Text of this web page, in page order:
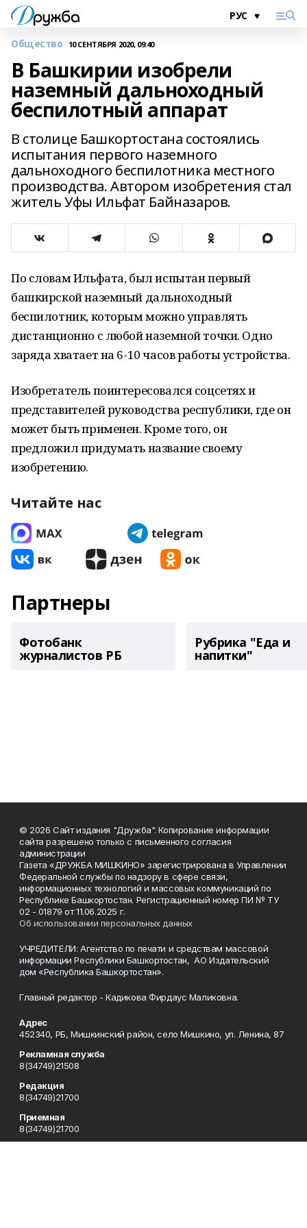
Общество 10 СЕНТЯБРЯ 2020, 09:40
В Башкирии изобрели
наземный дальноходный
беспилотный аппарат
В столице Башкортостана состоялись
испытания первого наземного
дальноходного беспилотника местного
производства. Автором изобретения стал
житель Уфы Ильфат Байназаров.
По словам Ильфата, был испытан первый
башкирской наземный дальноходный
беспилотник, которым можно управлять
дистанционно с любой наземной точки. Одно
заряда хватает на 6-10 часов работы устройства.
Изобретатель поинтересовался соцсетях и
представителей руководства республики, где он
может быть применен. Кроме того, он
предложил придумать название своему
изобретению.
Читайте нас
Партнеры
Фотобанк
журналистов РБ
Рубрика "Еда и
напитки"
© 2026 Сайт издания "Дружба". Копирование информации
сайта разрешено только с письменного согласия
администрации
Газета «ДРУЖБА МИШКИНО» зарегистрирована в Управлении
Федеральной службы по надзору в сфере связи,
информационных технологий и массовых коммуникаций по
Республике Башкортостан. Регистрационный номер ПИ № ТУ
02 - 01879 от 11.06.2025 г.
Об использовании персональных данных
УЧРЕДИТЕЛИ: Агентство по печати и средствам массовой
информации Республики Башкортостан, АО Издательский
дом «Республика Башкортостан».
Главный редактор - Кадикова Фирдаус Маликовна.
Адрес
452340, РБ, Мишкинский район, село Мишкино, ул. Ленина, 87
Рекламная служба
8(34749)21508
Редакция
8(34749)21700
Приемная
8(34749)21700